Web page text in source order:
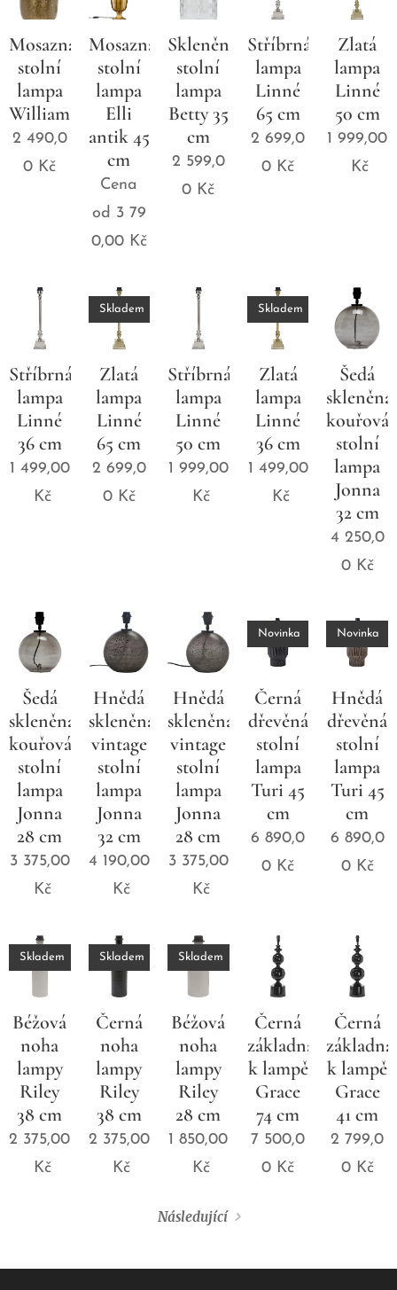
Mosazná
stolní
lampa
William
2 490,0
0 Kč
Mosazná
stolní
lampa
Elli
antik 45
cm
Cena
od 3 79
0,00Kč
Skleněná
stolní
lampa
Betty 35
cm
2 599,0
0 Kč
Stříbrná
lampa
Linné
65 cm
2 699,0
0 Kč
Zlatá
lampa
Linné
50 cm
1 999,00
Kč
Stříbrná
lampa
Linné
36 cm
1 499,00
Kč
Zlatá
lampa
Linné
65 cm
Skladem
2 699,0
0Kč
Stříbrná
lampa
Linné
50 cm
1 999,00
Kč
Zlatá
lampa
Linné
36 cm
Skladem
1 499,00
Kč
Šedá
skleněná
kouřová
stolní
lampa
Jonna
32 cm
4 250,0
0Kč
Šedá
skleněná
kouřová
stolní
lampa
Jonna
28 cm
3 375,00
Kč
Hnědá
skleněná
vintage
stolní
lampa
Jonna
32 cm
4 190,00
Kč
Hnědá
skleněná
vintage
stolní
lampa
Jonna
28 cm
3 375,00
Kč
Černá
dřevěná
stolní
lampa
Turi 45
cm
Novinka
6 890,0
0 Kč
Hnědá
dřevěná
stolní
lampa
Turi 45
cm
Novinka
6 890,0
0Kč
Béžová
noha
lampy
Riley
38 cm
Skladem
2 375,00
Kč
Černá
noha
lampy
Riley
38 cm
Skladem
2 375,00
Kč
Béžová
noha
lampy
Riley
28 cm
Skladem
1 850,00
Kč
Černá
základna
k lampě
Grace
74 cm
7 500,0
0 Kč
Černá
základna
k lampě
Grace
41 cm
2 799,0
0Kč
Následující